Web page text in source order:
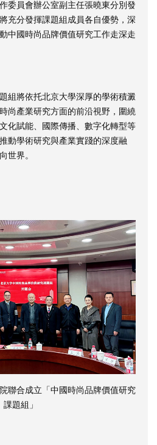
委員會辦公室副主任張曉東分別發
充分發揮課題組成員各自優勢，深
中國時尚品牌價值研究工作走深走
組將依托北京大學深厚的學術積澱
尚產業研究方面的前沿視野，圍繞
化賦能、國際傳播、數字化轉型等
動學術研究與產業實踐的深度融
世界。
聯合成立「中國時尚品牌價值研究
課題組」